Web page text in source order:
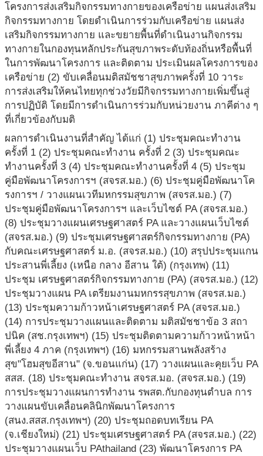
โครงการส่งเสริมกิจกรรมทางกายของเครือข่าย แผนส่งเสริม
กิจกรรมทางกาย โดยดำเนินการร่วมกับเครือข่าย แผนส่ง
เสริมกิจกรรมทางกาย และขยายพื้นที่ดำเนินงานกิจกรรม
ทางกายในกองทุนหลักประกันสุขภาพระดับท้องถิ่นหรือพื้นที่
ในการพัฒนาโครงการ และติดตาม ประเมินผลโครงการของ
เครือข่าย (2) ขับเคลื่อนมติสมัชชาสุขภาพครั้งที่ 10 วาระ
การส่งเสริมให้คนไทยทุกช่วงวัยมีกิจกรรมทางกายเพิ่มขึ้นสู่
การปฏิบัติ โดยมีการดำเนินการร่วมกับหน่วยงาน ภาคีต่าง ๆ
ที่เกี่ยวข้องกับมติ
ผลการดำเนินงานที่สำคัญ ได้แก่ (1) ประชุมคณะทำงาน
ครั้งที่ 1 (2) ประชุมคณะทำงาน ครั้งที่ 2 (3) ประชุมคณะ
ทำงานครั้งที่ 3 (4) ประชุมคณะทำงานครั้งที่ 4 (5) ประชุม
คู่มือพัฒนาโครงการฯ (สจรส.มอ.) (6) ประชุมคู่มือพัฒนาโค
รงการฯ / วางแผนเวทีมหกรรมสุขภาพ (สจรส.มอ.) (7)
ประชุมคู่มือพัฒนาโครงการฯ และเว็บไซต์ PA (สจรส.มอ.)
(8) ประชุมวางแผนเศรษฐศาสตร์ PA และวางแผนเว็บไซต์
(สจรส.มอ.) (9) ประชุมเศรษฐศาสตร์กิจกรรมทางกาย (PA)
กับคณะเศรษฐศาสตร์ ม.อ. (สจรส.มอ.) (10) สรุปประชุมแกน
ประสานพี่เลี้ยง (เหนือ กลาง อีสาน ใต้) (กรุงเทพ) (11)
ประชุม เศรษฐศาสตร์กิจกรรมทางกาย (PA) (สจรส.มอ.) (12)
ประชุมวางแผน PA เตรียมงานมหกรรสุขภาพ (สจรส.มอ.)
(13) ประชุมความก้าวหน้าเศรษฐศาสตร์ PA (สจรส.มอ.)
(14) การประชุมวางแผนและติดตาม มติสมัชชาข้อ 3 สถา
ปนิค (สช.กรุงเทพฯ) (15) ประชุมติดตามความก้าวหน้าหน้า
พี่เลี้ยง 4 ภาค (กรุงเทพฯ) (16) มหกรรมสานพลังสร้าง
สุข"โฮมสุขอีสาน" (จ.ขอนแก่น) (17) วางแผนและคุยเว็บ PA
สสส. (18) ประชุมคณะทำงาน สจรส.มอ. (สจรส.มอ.) (19)
การประชุมวางแผนการทำงาน รพสต.กับกองทุนตำบล การ
วางแผนขับเคลื่อนคลินิกพัฒนาโครงการ
(สนง.สสส.กรุงเทพฯ) (20) ประชุมถอดบทเรียน PA
(จ.เชียงใหม่) (21) ประชุมเศรษฐศาสตร์ PA (สจรส.มอ.) (22)
ประชุมวางแผนเว็บ PAthailand (23) พัฒนาโครงการ PA